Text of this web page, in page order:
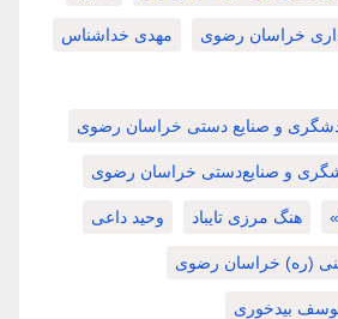
خراسان رضوی مهدی خداشناس
و صنایع دستی خراسان رضوی
و صنایع‌دستی خراسان رضوی
هنگ مرزی تایباد وحید داعی
(ره) خراسان رضوی
بیدخوری